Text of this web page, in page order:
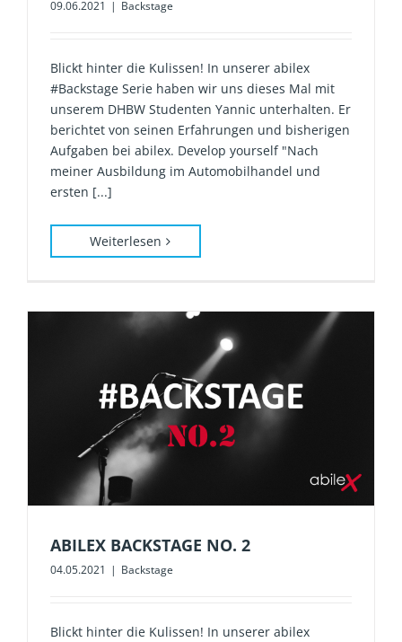
09.06.2021 | Backstage
Blickt hinter die Kulissen! In unserer abilex
#Backstage Serie haben wir uns dieses Mal mit
unserem DHBW Studenten Yannic unterhalten. Er
berichtet von seinen Erfahrungen und bisherigen
Aufgaben bei abilex. Develop yourself "Nach
meiner Ausbildung im Automobilhandel und
ersten [...]
Weiterlesen
ABILEX BACKSTAGE NO. 2
04.05.2021 | Backstage
Blickt hinter die Kulissen! In unserer abilex